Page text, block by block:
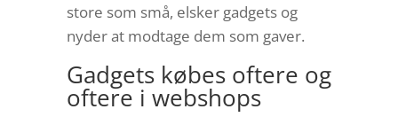
store som små, elsker gadgets og
nyder at modtage dem som gaver.
Gadgets købes oftere og
oftere i webshops